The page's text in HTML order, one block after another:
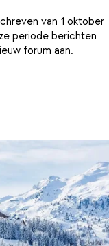
van 1 oktober
periode berichten
forum aan.